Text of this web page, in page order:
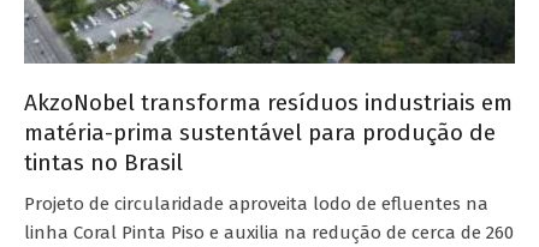
AkzoNobel transforma resíduos industriais em
matéria-prima sustentável para produção de
tintas no Brasil
Projeto de circularidade aproveita lodo de efluentes na
linha Coral Pinta Piso e auxilia na redução de cerca de 260